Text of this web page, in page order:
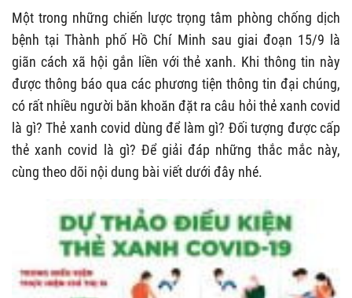
Một trong những chiến lược trọng tâm phòng chống dịch
bệnh tại Thành phố Hồ Chí Minh sau giai đoạn 15/9 là
giãn cách xã hội gắn liền với thẻ xanh. Khi thông tin này
được thông báo qua các phương tiện thông tin đại chúng,
có rất nhiều người băn khoăn đặt ra câu hỏi thẻ xanh covid
là gì? Thẻ xanh covid dùng để làm gì? Đối tượng được cấp
thẻ xanh covid là gì? Để giải đáp những thắc mắc này,
cùng theo dõi nội dung bài viết dưới đây nhé.